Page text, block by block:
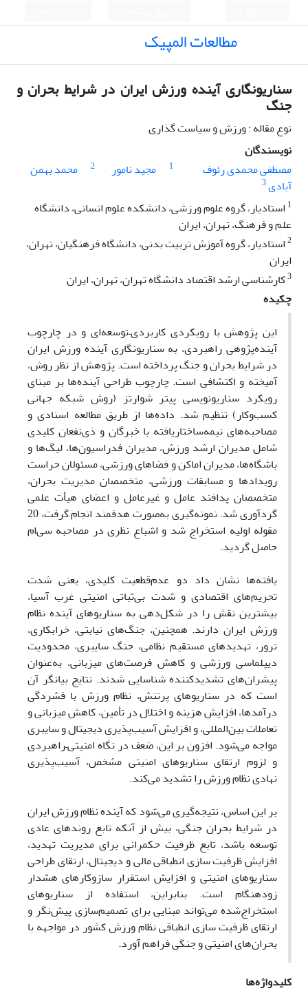
مطالعات المپیک
سناریونگاری آینده ورزش ایران در شرایط بحران و
جنگ
نوع مقاله : ورزش و سیاست گذاری
نویسندگان
مصطفی محمدی رئوف
1 مجید نامور 2
محمد بهمن
آبادی3
1 استادیار، گروه علوم ورزشی، دانشکده علوم انسانی، دانشگاه
علم و فرهنگ، تهران، ایران
2استادیار، گروه آموزش تربیت بدنی، دانشگاه ‌فرهنگیان، تهران،
ایران
3کارشناسی ارشد اقتصاد دانشگاه تهران، تهران، ایران
چکیده
این پژوهش با رویکردی کاربردی–توسعه‌ای و در چارچوب
آینده‌پژوهی راهبردی، به سناریونگاری آینده ورزش ایران
در شرایط بحران و جنگ پرداخته است. پژوهش از نظر روش،
آمیخته و اکتشافی است. چارچوب طراحی آینده‌ها بر مبنای
رویکرد سناریونویسی پیتر شوارتز (روش شبکه جهانی
کسب‌وکار) تنظیم شد. داده‌ها از طریق مطالعه اسنادی و
مصاحبه‌های نیمه‌ساختاریافته با خبرگان و ذی‌نفعان کلیدی
شامل مدیران ارشد ورزش، مدیران فدراسیون‌ها، لیگ‌ها و
باشگاه‌ها، مدیران اماکن و فضاهای ورزشی، مسئولان حراست
رویدادها و مسابقات ورزشی، متخصصان مدیریت بحران،
متخصصان پدافند عامل و غیرعامل و اعضای هیأت علمی
گردآوری شد. نمونه‌گیری به‌صورت هدفمند انجام گرفت، 20
مقوله اولیه استخراج شد و اشباع نظری در مصاحبه سی‌ام
حاصل گردید.
یافته‌ها نشان داد دو عدم‌قطعیت کلیدی، یعنی شدت
تحریم‌های اقتصادی و شدت بی‌ثباتی امنیتی غرب آسیا،
بیشترین نقش را در شکل‌دهی به سناریوهای آینده نظام
ورزش ایران دارند. همچنین، جنگ‌های نیابتی، خرابکاری،
ترور، تهدیدهای مستقیم نظامی، جنگ سایبری، محدودیت
دیپلماسی ورزشی و کاهش فرصت‌های میزبانی، به‌عنوان
پیشران‌های تشدیدکننده شناسایی شدند. نتایج بیانگر آن
است که در سناریوهای پرتنش، نظام ورزش با فشردگی
درآمدها، افزایش هزینه و اختلال در تأمین، کاهش میزبانی و
تعاملات بین‌المللی، و افزایش آسیب‌پذیری دیجیتال و سایبری
مواجه می‌شود. افزون بر این، ضعف در نگاه امنیتی–راهبردی
و لزوم ارتقای سناریوهای امنیتی مشخص، آسیب‌پذیری
نهادی نظام ورزش را تشدید می‌کند.
بر این اساس، نتیجه‌گیری می‌شود که آینده نظام ورزش ایران
در شرایط بحران جنگی، بیش از آنکه تابع روندهای عادی
توسعه باشد، تابع ظرفیت حکمرانی برای مدیریت تهدید،
افزایش ظرفیت سازی انطباقی مالی و دیجیتال، ارتقای طراحی
سناریوهای امنیتی و افزایش استقرار سازوکارهای هشدار
زودهنگام است. بنابراین، استفاده از سناریوهای
استخراج‌شده می‌تواند مبنایی برای تصمیم‌سازی پیش‌نگر و
ارتقای ظرفیت سازی انطباقی نظام ورزش کشور در مواجهه با
بحران‌های امنیتی و جنگی فراهم آورد.
کلیدواژه‌ها